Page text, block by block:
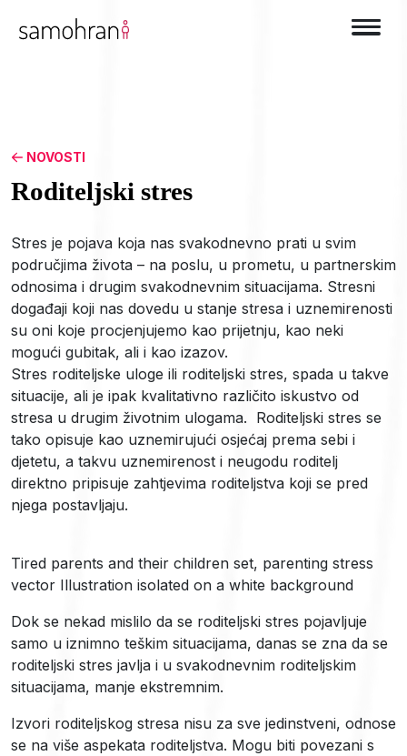
NOVOSTI
Roditeljski stres
Stres je pojava koja nas svakodnevno prati u svim
područjima života – na poslu, u prometu, u partnerskim
odnosima i drugim svakodnevnim situacijama. Stresni
događaji koji nas dovedu u stanje stresa i uznemirenosti
su oni koje procjenjujemo kao prijetnju, kao neki
mogući gubitak, ali i kao izazov.
Stres roditeljske uloge ili roditeljski stres, spada u takve
situacije, ali je ipak kvalitativno različito iskustvo od
stresa u drugim životnim ulogama. Roditeljski stres se
tako opisuje kao uznemirujući osjećaj prema sebi i
djetetu, a takvu uznemirenost i neugodu roditelj
direktno pripisuje zahtjevima roditeljstva koji se pred
njega postavljaju.
Tired parents and their children set, parenting stress
vector Illustration isolated on a white background
Dok se nekad mislilo da se roditeljski stres pojavljuje
samo u iznimno teškim situacijama, danas se zna da se
roditeljski stres javlja i u svakodnevnim roditeljskim
situacijama, manje ekstremnim.
Izvori roditeljskog stresa nisu za sve jedinstveni, odnose
se na više aspekata roditeljstva. Mogu biti povezani s